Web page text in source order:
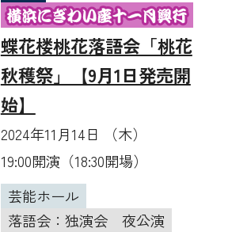
蝶花楼桃花落語会「桃花
秋穫祭」【9月1日発売開
始】
2024年11月14日 （木）
19:00開演（18:30開場）
芸能ホール
落語会：独演会
夜公演